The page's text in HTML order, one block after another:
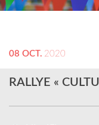
08 OCT. 2020
RALLYE «